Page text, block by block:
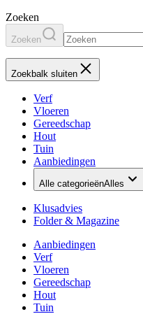
Zoeken
Zoeken
Zoekbalk sluiten
Verf
Vloeren
Gereedschap
Hout
Tuin
Aanbiedingen
Alle categorieënAlles
Klusadvies
Folder & Magazine
Aanbiedingen
Verf
Vloeren
Gereedschap
Hout
Tuin